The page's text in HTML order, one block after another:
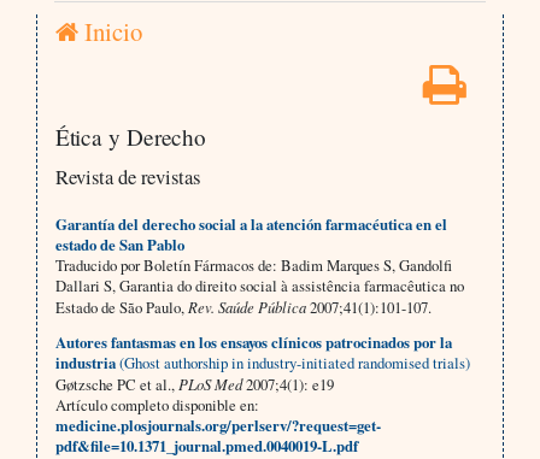
Inicio
Ética y Derecho
Revista de revistas
Garantía del derecho social a la atención farmacéutica en el
estado de San Pablo
Traducido por Boletín Fármacos de: Badim Marques S, Gandolfi
Dallari S, Garantia do direito social à assistência farmacêutica no
Estado de São Paulo, Rev. Saúde Pública2007;41(1):101-107.
Autores fantasmas en los ensayos clínicos patrocinados por la
industria(Ghost authorship in industry-initiated randomised trials)
Gøtzsche PC et al., PLoS Med2007;4(1): e19
Artículo completo disponible en:
medicine.plosjournals.org/perlserv/?request=get-
pdf&file=10.1371_journal.pmed.0040019-L.pdf